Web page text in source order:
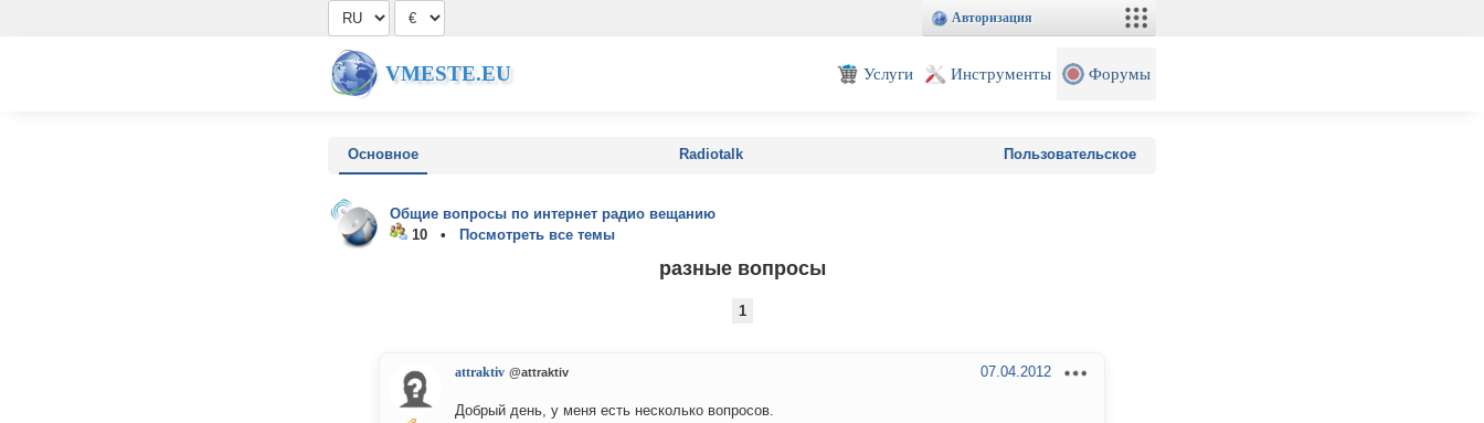
Авторизация
VMESTE.EU Услуги Инструменты Форумы
Основное Radiotalk Пользовательское
Общие вопросы по интернет радио вещанию
10 •
Посмотреть все темы
разные вопросы
1
attraktiv @attraktiv 07.04.2012
Добрый день, у меня есть несколько вопросов.